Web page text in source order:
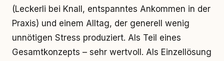
(Leckerli bei Knall, entspanntes Ankommen in der
Praxis) und einem Alltag, der generell wenig
unnötigen Stress produziert. Als Teil eines
Gesamtkonzepts – sehr wertvoll. Als Einzellösung